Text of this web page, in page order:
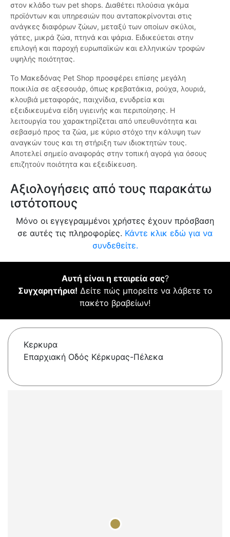
στον κλάδο των pet shops. Διαθέτει πλούσια γκάμα
προϊόντων και υπηρεσιών που ανταποκρίνονται στις
ανάγκες διαφόρων ζώων, μεταξύ των οποίων σκύλοι,
γάτες, μικρά ζώα, πτηνά και ψάρια. Ειδικεύεται στην
επιλογή και παροχή ευρωπαϊκών και ελληνικών τροφών
υψηλής ποιότητας.
Το Μακεδόνας Pet Shop προσφέρει επίσης μεγάλη
ποικιλία σε αξεσουάρ, όπως κρεβατάκια, ρούχα, λουριά,
κλουβιά μεταφοράς, παιχνίδια, ενυδρεία και
εξειδικευμένα είδη υγιεινής και περιποίησης. Η
λειτουργία του χαρακτηρίζεται από υπευθυνότητα και
σεβασμό προς τα ζώα, με κύριο στόχο την κάλυψη των
αναγκών τους και τη στήριξη των ιδιοκτητών τους.
Αποτελεί σημείο αναφοράς στην τοπική αγορά για όσους
επιζητούν ποιότητα και εξειδίκευση.
Αξιολογήσεις από τους παρακάτω
ιστότοπους
Μόνο οι εγγεγραμμένοι χρήστες έχουν πρόσβαση
σε αυτές τις πληροφορίες. Κάντε κλικ εδώ για να
συνδεθείτε.
Αυτή είναι η εταιρεία σας?
Συγχαρητήρια! Δείτε πώς μπορείτε να λάβετε το
πακέτο βραβείων!
Κερκυρα
Επαρχιακή Oδός Κέρκυρας-Πέλεκα